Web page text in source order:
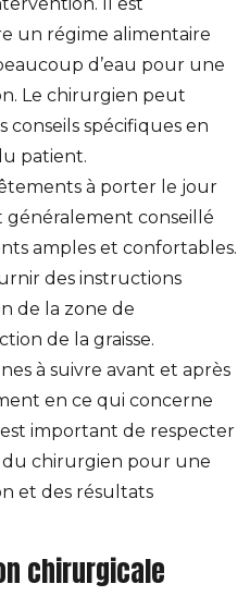
un régime alimentaire
d’eau pour une
Le chirurgien peut
spécifiques en
patient.
à porter le jour
généralement conseillé
amples et confortables.
des instructions
de la zone de
de la graisse.
à suivre avant et après
en ce qui concerne
est important de respecter
du chirurgien pour une
et des résultats
chirurgicale